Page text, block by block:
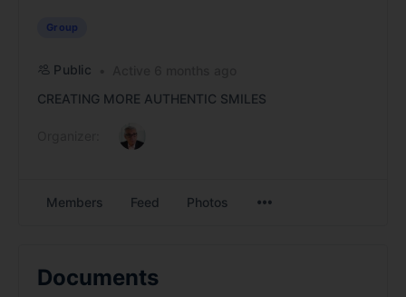
Group
Public
CREATING MORE AUTHENTIC SMILES
Members Feed Photos
Documents